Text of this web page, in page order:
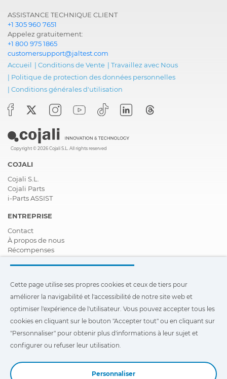
ASSISTANCE TECHNIQUE CLIENT
+1 305 960 7651
Appelez gratuitement:
+1 800 975 1865
customersupport@jaltest.com
Accueil | Conditions de Vente | Travaillez avec Nous
| Politique de protection des données personnelles
| Conditions générales d'utilisation
Copyright © 2026 Cojali S.L. All rights reserved
COJALI
Cojali S.L.
Cojali Parts
i-Parts ASSIST
ENTREPRISE
Contact
À propos de nous
Récompenses
Certifications
Nouveautés
Vidéos
FAQ - Foire Aux Questions
Cette page utilise ses propres cookies et ceux de tiers pour
améliorer la navigabilité et l'accessibilité de notre site Web et
optimiser l'expérience de l'utilisateur. Vous pouvez cliquer sur
configurer ou refuser leur utilisation.
Cette page utilise ses propres cookies et ceux de tiers pour
améliorer la navigabilité et l'accessibilité de notre site web et
optimiser l'expérience de l'utilisateur. Vous pouvez accepter tous les
cookies en cliquant sur le bouton "Accepter tout" ou en cliquant sur
"Personnaliser" pour obtenir plus d'informations à leur sujet et
configurer ou refuser leur utilisation.
Personnaliser